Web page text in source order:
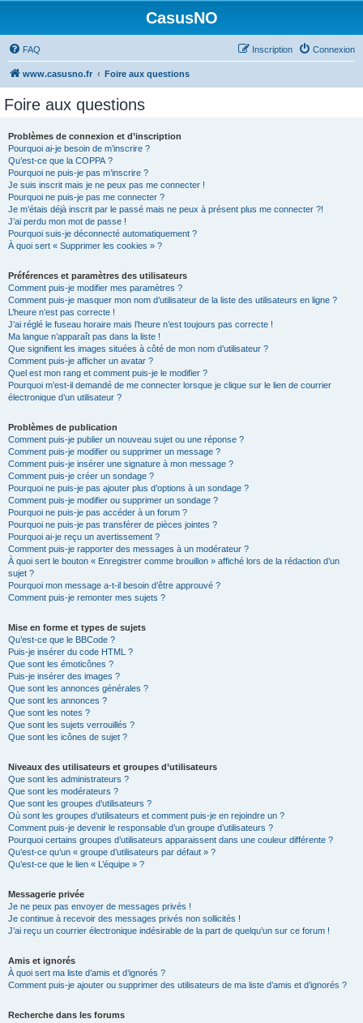
CasusNO
FAQ Connexion
Inscription
www.casusno.fr Foire aux questions
Foire aux questions
Problèmes de connexion et d’inscription
Pourquoi ai-je besoin de m’inscrire ?
Qu’est-ce que la COPPA ?
Pourquoi ne puis-je pas m’inscrire ?
Je suis inscrit mais je ne peux pas me connecter !
Pourquoi ne puis-je pas me connecter ?
Je m’étais déjà inscrit par le passé mais ne peux à présent plus me connecter ?!
J’ai perdu mon mot de passe !
Pourquoi suis-je déconnecté automatiquement ?
À quoi sert « Supprimer les cookies » ?
Préférences et paramètres des utilisateurs
Comment puis-je modifier mes paramètres ?
Comment puis-je masquer mon nom d’utilisateur de la liste des utilisateurs en ligne ?
L’heure n’est pas correcte !
J’ai réglé le fuseau horaire mais l’heure n’est toujours pas correcte !
Ma langue n’apparaît pas dans la liste !
Que signifient les images situées à côté de mon nom d’utilisateur ?
Comment puis-je afficher un avatar ?
Quel est mon rang et comment puis-je le modifier ?
Pourquoi m’est-il demandé de me connecter lorsque je clique sur le lien de courrier
électronique d’un utilisateur ?
Problèmes de publication
Comment puis-je publier un nouveau sujet ou une réponse ?
Comment puis-je modifier ou supprimer un message ?
Comment puis-je insérer une signature à mon message ?
Comment puis-je créer un sondage ?
Pourquoi ne puis-je pas ajouter plus d’options à un sondage ?
Comment puis-je modifier ou supprimer un sondage ?
Pourquoi ne puis-je pas accéder à un forum ?
Pourquoi ne puis-je pas transférer de pièces jointes ?
Pourquoi ai-je reçu un avertissement ?
Comment puis-je rapporter des messages à un modérateur ?
À quoi sert le bouton « Enregistrer comme brouillon » affiché lors de la rédaction d’un
sujet ?
Pourquoi mon message a-t-il besoin d’être approuvé ?
Comment puis-je remonter mes sujets ?
Mise en forme et types de sujets
Qu’est-ce que le BBCode ?
Puis-je insérer du code HTML ?
Que sont les émoticônes ?
Puis-je insérer des images ?
Que sont les annonces générales ?
Que sont les annonces ?
Que sont les notes ?
Que sont les sujets verrouillés ?
Que sont les icônes de sujet ?
Niveaux des utilisateurs et groupes d’utilisateurs
Que sont les administrateurs ?
Que sont les modérateurs ?
Que sont les groupes d’utilisateurs ?
Où sont les groupes d’utilisateurs et comment puis-je en rejoindre un ?
Comment puis-je devenir le responsable d’un groupe d’utilisateurs ?
Pourquoi certains groupes d’utilisateurs apparaissent dans une couleur différente ?
Qu’est-ce qu’un « groupe d’utilisateurs par défaut » ?
Qu’est-ce que le lien « L’équipe » ?
Messagerie privée
Je ne peux pas envoyer de messages privés !
Je continue à recevoir des messages privés non sollicités !
J’ai reçu un courrier électronique indésirable de la part de quelqu’un sur ce forum !
Amis et ignorés
À quoi sert ma liste d’amis et d’ignorés ?
Comment puis-je ajouter ou supprimer des utilisateurs de ma liste d’amis et d’ignorés ?
Recherche dans les forums